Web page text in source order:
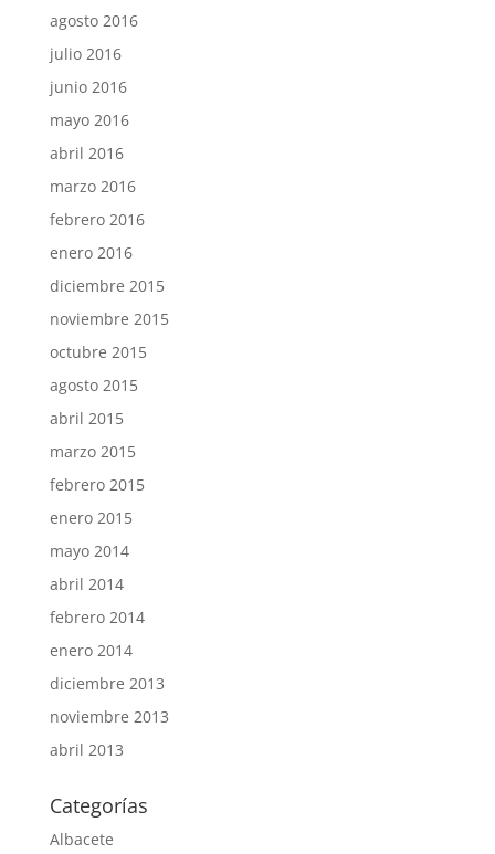
agosto 2016
julio 2016
junio 2016
mayo 2016
abril 2016
marzo 2016
febrero 2016
enero 2016
diciembre 2015
noviembre 2015
octubre 2015
agosto 2015
abril 2015
marzo 2015
febrero 2015
enero 2015
mayo 2014
abril 2014
febrero 2014
enero 2014
diciembre 2013
noviembre 2013
abril 2013
Categorías
Albacete